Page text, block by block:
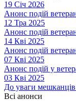
19 Січ 2026
Анонс подій
12 Тра 2025
Анонс подій
14 Кві 2025
Анонс подій
07 Кві 2025
Анонс подій у
03 Кві 2025
До уваги
Всі анонси